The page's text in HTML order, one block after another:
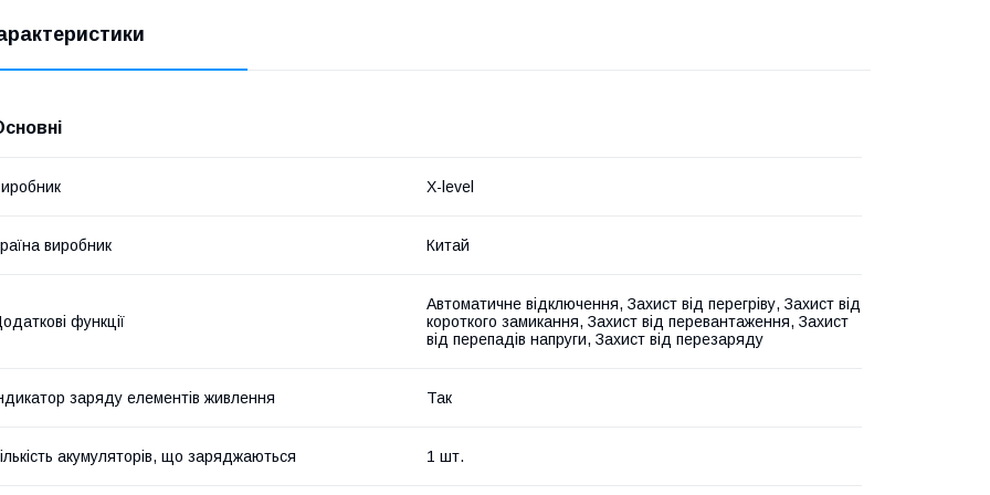
X-level
виробник Китай
функції
Автоматичне відключення, Захист від перегріву, Захист від
короткого замикання, Захист від перевантаження, Захист
від перепадів напруги, Захист від перезаряду
заряду елементів живлення Так
акумуляторів, що заряджаються 1 шт.